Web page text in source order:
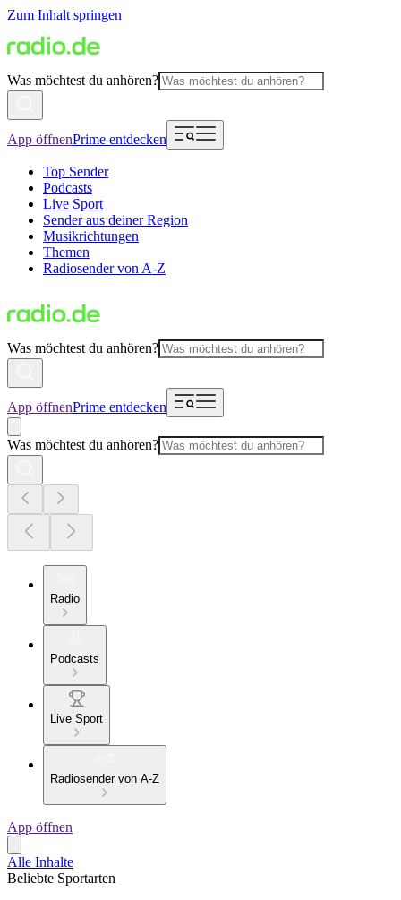
Zum Inhalt springen
Was möchtest du anhören?
App öffnenPrime entdecken
Top Sender
Podcasts
Live Sport
Sender aus deiner Region
Musikrichtungen
Themen
Radiosender von A-Z
Was möchtest du anhören?
App öffnenPrime entdecken
Was möchtest du anhören?
Radio
Podcasts
Live Sport
Radiosender von A-Z
App öffnen
Alle Inhalte
Beliebte Sportarten